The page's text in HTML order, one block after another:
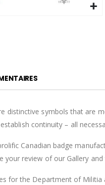
distinctive symbols that are
continuity – all
Canadian badge
review of our Gallery and
for the Department of